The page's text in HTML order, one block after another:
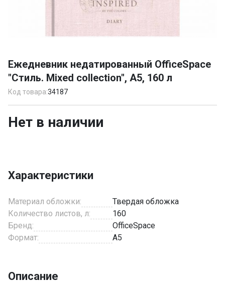
of
1
Ежедневник недатированный OfficeSpace
"Стиль. Mixed collection", А5, 160 л
Код товара:34187
Нет в наличии
Характеристики
Материал обложки:
Твердая обложка
Количество листов, л:
160
Бренд:
OfficeSpace
Формат:
A5
Описание